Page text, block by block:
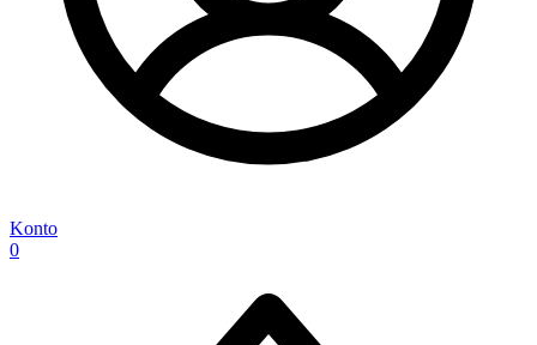
Konto
0